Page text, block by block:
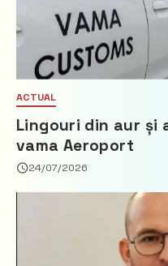
ACTUAL
Lingouri din aur și
vama Aeroport
24/07/2026